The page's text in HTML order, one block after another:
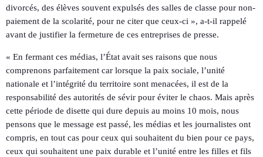
divorcés, des élèves souvent expulsés des salles de classe pour non-
paiement de la scolarité, pour ne citer que ceux-ci », a-t-il rappelé
avant de justifier la fermeture de ces entreprises de presse.
« En fermant ces médias, l’État avait ses raisons que nous
comprenons parfaitement car lorsque la paix sociale, l’unité
nationale et l’intégrité du territoire sont menacées, il est de la
responsabilité des autorités de sévir pour éviter le chaos. Mais après
cette période de disette qui dure depuis au moins 10 mois, nous
pensons que le message est passé, les médias et les journalistes ont
compris, en tout cas pour ceux qui souhaitent du bien pour ce pays,
ceux qui souhaitent une paix durable et l’unité entre les filles et fils